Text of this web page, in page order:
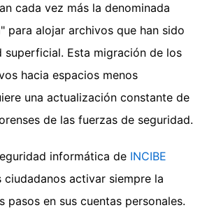
cada vez más la denominada
para alojar archivos que han sido
superficial. Esta migración de los
hacia espacios menos
una actualización constante de
de las fuerzas de seguridad.
informática de INCIBE
ciudadanos activar siempre la
pasos en sus cuentas personales.